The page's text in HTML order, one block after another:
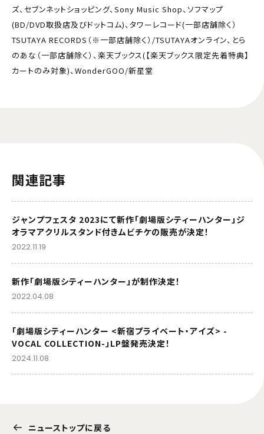
ズ、セブンネットショッピング、Sony Music Shop、ソフマップ
(BD/DVD取扱店及びドットコム)、タワーレコード(一部店舗除く）
TSUTAYA RECORDS（※一部店舗除く）/TSUTAYAオンライン、とら
のあな（一部店舗除く）、楽天ブックス(【楽天ブックス限定先着特典】
カートのみ対象)、WonderGOO/新星堂
関連記事
ジャンプフェスタ 2023にて新作「劇場版シティーハンター」ジ
オラマアクリルスタンド付きムビチケの販売が決定！
2022.11.19
新作「劇場版シティーハンター」が制作決定！
2022.04.08
「劇場版シティーハンター <新宿プライベート・アイズ> -
VOCAL COLLECTION-」LP盤発売決定！
2024.11.08
ニューストップに戻る